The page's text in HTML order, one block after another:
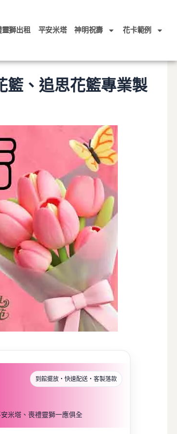
靈獅出租 平安米塔 神明祝壽 花卡範例
籃、追思花籃專業製
到館擺放・快速配送・客製落款
米塔、喪禮靈獅一應俱全